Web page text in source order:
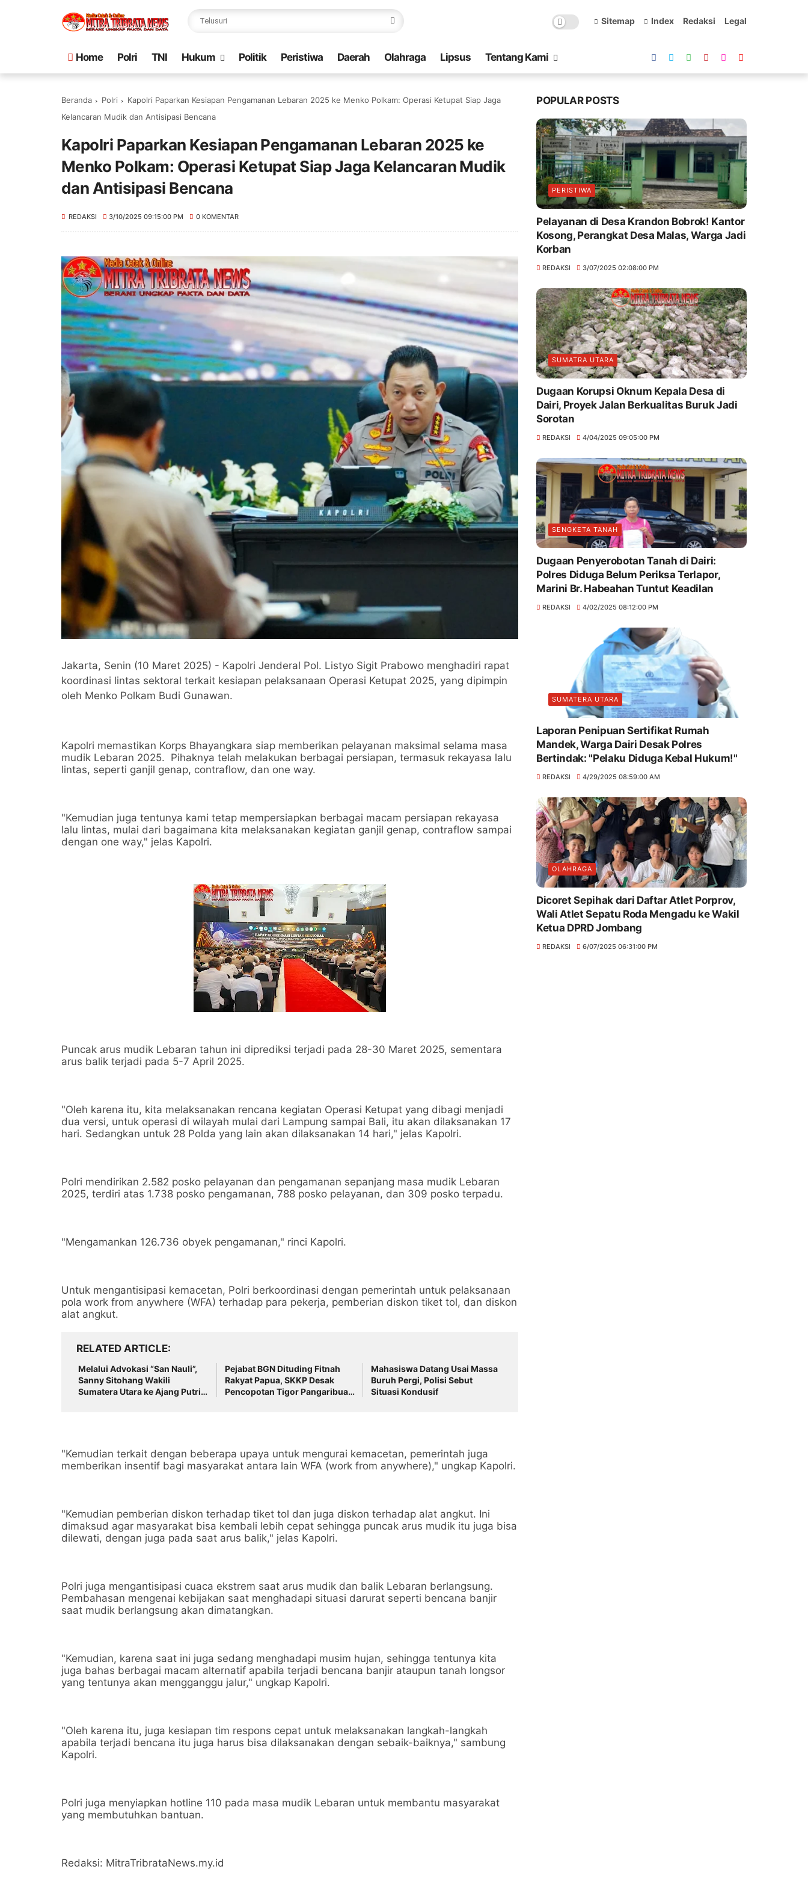
Sitemap Index Redaksi Legal
Home Polri TNI Hukum Politik Peristiwa Daerah Olahraga Lipsus Tentang Kami
Beranda Polri
Kapolri Paparkan Kesiapan Pengamanan Lebaran 2025 ke Menko Polkam: Operasi Ketupat Siap Jaga
Kelancaran Mudik dan Antisipasi Bencana
Kapolri Paparkan Kesiapan Pengamanan Lebaran 2025 ke
Menko Polkam: Operasi Ketupat Siap Jaga Kelancaran Mudik
dan Antisipasi Bencana
REDAKSI 3/10/2025 09:15:00 PM 0 KOMENTAR
Jakarta, Senin (10 Maret 2025) - Kapolri Jenderal Pol. Listyo Sigit Prabowo menghadiri rapat
koordinasi lintas sektoral terkait kesiapan pelaksanaan Operasi Ketupat 2025, yang dipimpin
oleh Menko Polkam Budi Gunawan.
Kapolri memastikan Korps Bhayangkara siap memberikan pelayanan maksimal selama masa
mudik Lebaran 2025. Pihaknya telah melakukan berbagai persiapan, termasuk rekayasa lalu
lintas, seperti ganjil genap, contraflow, dan one way.
"Kemudian juga tentunya kami tetap mempersiapkan berbagai macam persiapan rekayasa
lalu lintas, mulai dari bagaimana kita melaksanakan kegiatan ganjil genap, contraflow sampai
dengan one way," jelas Kapolri.
Puncak arus mudik Lebaran tahun ini diprediksi terjadi pada 28-30 Maret 2025, sementara
arus balik terjadi pada 5-7 April 2025.
"Oleh karena itu, kita melaksanakan rencana kegiatan Operasi Ketupat yang dibagi menjadi
dua versi, untuk operasi di wilayah mulai dari Lampung sampai Bali, itu akan dilaksanakan 17
hari. Sedangkan untuk 28 Polda yang lain akan dilaksanakan 14 hari," jelas Kapolri.
Polri mendirikan 2.582 posko pelayanan dan pengamanan sepanjang masa mudik Lebaran
2025, terdiri atas 1.738 posko pengamanan, 788 posko pelayanan, dan 309 posko terpadu.
"Mengamankan 126.736 obyek pengamanan," rinci Kapolri.
Untuk mengantisipasi kemacetan, Polri berkoordinasi dengan pemerintah untuk pelaksanaan
pola work from anywhere (WFA) terhadap para pekerja, pemberian diskon tiket tol, dan diskon
alat angkut.
RELATED ARTICLE
Melalui Advokasi “San Nauli”,
Sanny Sitohang Wakili
Sumatera Utara ke Ajang Putri
Pejabat BGN Dituding Fitnah
Rakyat Papua, SKKP Desak
Pencopotan Tigor Pangaribuan
Mahasiswa Datang Usai Massa
Buruh Pergi, Polisi Sebut
Situasi Kondusif
"Kemudian terkait dengan beberapa upaya untuk mengurai kemacetan, pemerintah juga
memberikan insentif bagi masyarakat antara lain WFA (work from anywhere)," ungkap Kapolri.
"Kemudian pemberian diskon terhadap tiket tol dan juga diskon terhadap alat angkut. Ini
dimaksud agar masyarakat bisa kembali lebih cepat sehingga puncak arus mudik itu juga bisa
dilewati, dengan juga pada saat arus balik," jelas Kapolri.
Polri juga mengantisipasi cuaca ekstrem saat arus mudik dan balik Lebaran berlangsung.
Pembahasan mengenai kebijakan saat menghadapi situasi darurat seperti bencana banjir
saat mudik berlangsung akan dimatangkan.
"Kemudian, karena saat ini juga sedang menghadapi musim hujan, sehingga tentunya kita
juga bahas berbagai macam alternatif apabila terjadi bencana banjir ataupun tanah longsor
yang tentunya akan mengganggu jalur," ungkap Kapolri.
"Oleh karena itu, juga kesiapan tim respons cepat untuk melaksanakan langkah-langkah
apabila terjadi bencana itu juga harus bisa dilaksanakan dengan sebaik-baiknya," sambung
Kapolri.
Polri juga menyiapkan hotline 110 pada masa mudik Lebaran untuk membantu masyarakat
yang membutuhkan bantuan.
Redaksi: MitraTribrataNews.my.id
POPULAR POSTS
PERISTIWA
Pelayanan di Desa Krandon Bobrok! Kantor
Kosong, Perangkat Desa Malas, Warga Jadi
Korban
REDAKSI 3/07/2025 02:08:00 PM
SUMATRA UTARA
Dugaan Korupsi Oknum Kepala Desa di
Dairi, Proyek Jalan Berkualitas Buruk Jadi
Sorotan
REDAKSI 4/04/2025 09:05:00 PM
SENGKETA TANAH
Dugaan Penyerobotan Tanah di Dairi:
Polres Diduga Belum Periksa Terlapor,
Marini Br. Habeahan Tuntut Keadilan
REDAKSI 4/02/2025 08:12:00 PM
SUMATERA UTARA
Laporan Penipuan Sertifikat Rumah
Mandek, Warga Dairi Desak Polres
Bertindak: "Pelaku Diduga Kebal Hukum!"
REDAKSI 4/29/2025 08:59:00 AM
OLAHRAGA
Dicoret Sepihak dari Daftar Atlet Porprov,
Wali Atlet Sepatu Roda Mengadu ke Wakil
Ketua DPRD Jombang
REDAKSI 6/07/2025 06:31:00 PM